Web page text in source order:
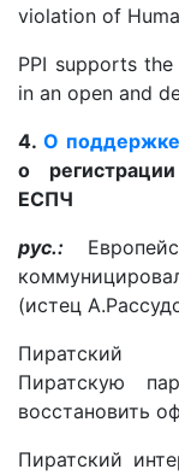
violation of
PPI supports
in an open and
4. О поддержке
о
ЕСПЧ
рус.:
(истец
Пиратский
Пиратскую
восстановить
Пиратский